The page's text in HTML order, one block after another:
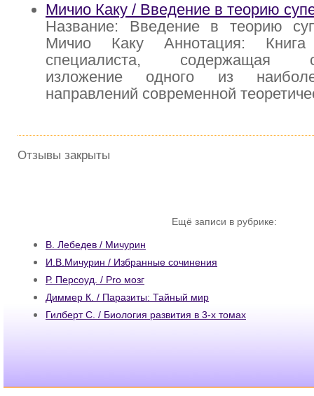
Мичио Каку / Введение в теорию
Название: Введение в теорию
Мичио Каку Аннотация: Книга
специалиста, содержащая
изложение одного из
направлений современной
Отзывы закрыты
Ещё записи в рубрике:
В. Лебедев / Мичурин
И.В.Мичурин / Избранные сочинения
Р. Персоуд. / Pro мозг
Диммер К. / Паразиты: Тайный мир
Гилберт С. / Биология развития в 3-х томах